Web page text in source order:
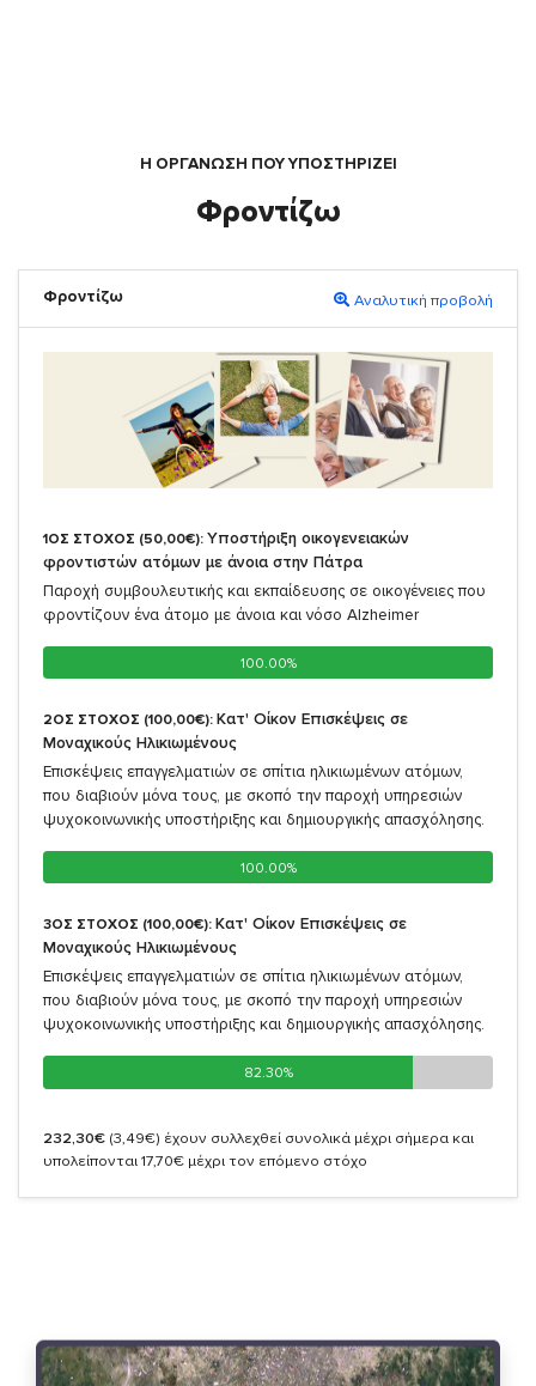
Η ΟΡΓΆΝΩΣΗ ΠΟΥ ΥΠΟΣΤΗΡΙΖΕΙ
Φροντίζω
Φροντίζω Αναλυτική προβολή
1ΟΣ ΣΤΟΧΟΣ (50,00€): Υποστήριξη οικογενειακών
φροντιστών ατόμων με άνοια στην Πάτρα
Παροχή συμβουλευτικής και εκπαίδευσης σε οικογένειες που
φροντίζουν ένα άτομο με άνοια και νόσο Alzheimer
100.00%
100.00%
2ΟΣ ΣΤΟΧΟΣ (100,00€): Κατ' Οίκον Επισκέψεις σε
Μοναχικούς Ηλικιωμένους
Επισκέψεις επαγγελματιών σε σπίτια ηλικιωμένων ατόμων,
που διαβιούν μόνα τους, με σκοπό την παροχή υπηρεσιών
ψυχοκοινωνικής υποστήριξης και δημιουργικής απασχόλησης.
100.00%
100.00%
3ΟΣ ΣΤΟΧΟΣ (100,00€): Κατ' Οίκον Επισκέψεις σε
Μοναχικούς Ηλικιωμένους
Επισκέψεις επαγγελματιών σε σπίτια ηλικιωμένων ατόμων,
που διαβιούν μόνα τους, με σκοπό την παροχή υπηρεσιών
ψυχοκοινωνικής υποστήριξης και δημιουργικής απασχόλησης.
82.30%
82.30%
232,30€ (3,49€) έχουν συλλεχθεί συνολικά μέχρι σήμερα και
υπολείπονται 17,70€ μέχρι τον επόμενο στόχο